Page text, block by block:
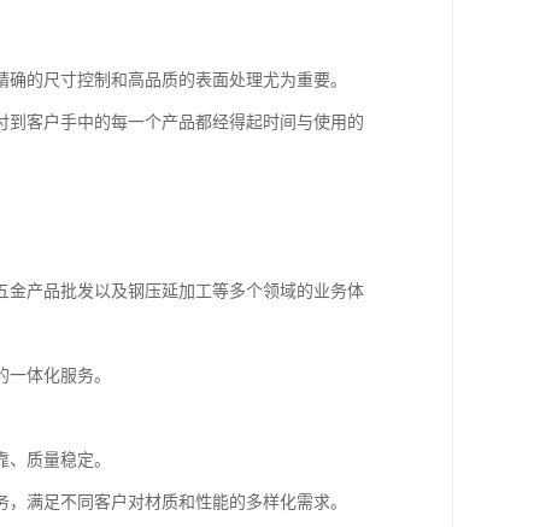
的尺寸控制和高品质的表面处理尤为重要。
客户手中的每一个产品都经得起时间与使用的
产品批发以及钢压延加工等多个领域的业务体
体化服务。
质量稳定。
满足不同客户对材质和性能的多样化需求。